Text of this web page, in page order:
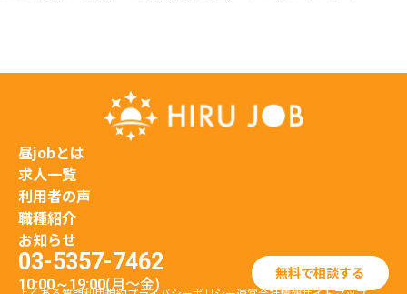
昼jobとは
求人一覧
利用者の声
職種紹介
お知らせ
03-5357-7462
10:00～19:00(月〜金) 無料で相談する